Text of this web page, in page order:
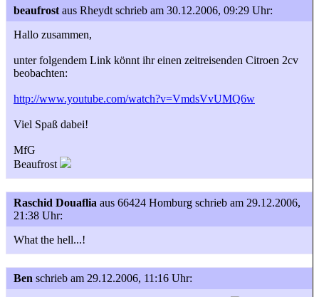
beaufrost aus Rheydt schrieb am 30.12.2006, 09:29 Uhr:
Hallo zusammen,
unter folgendem Link könnt ihr einen zeitreisenden Citroen 2cv
beobachten:
http://www.youtube.com/watch?v=VmdsVvUMQ6w
Viel Spaß dabei!
MfG
Beaufrost
Raschid Douaflia aus 66424 Homburg schrieb am 29.12.2006,
21:38 Uhr:
What the hell...!
Ben schrieb am 29.12.2006, 11:16 Uhr: